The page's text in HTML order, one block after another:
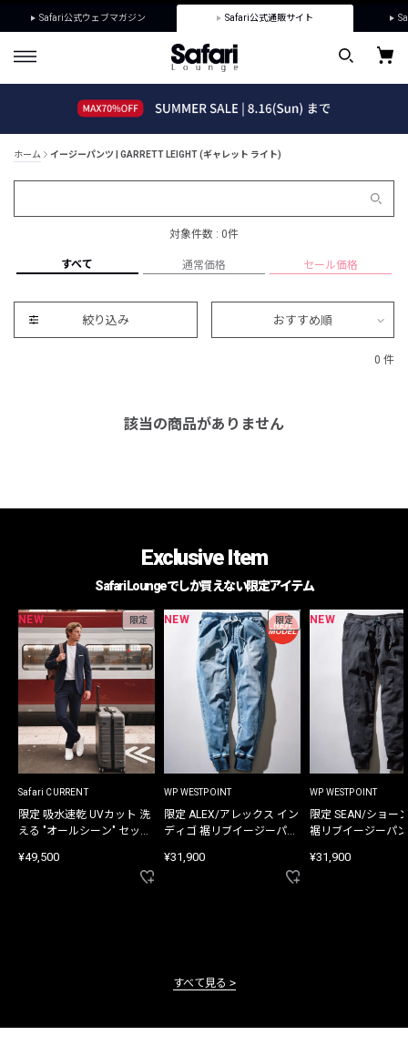
Safari公式ウェブマガジン Safari公式通販サイト
ホーム イージーパンツ | GARRETT LEIGHT (ギャレット ライト)
対象件数 : 0件
すべて 通常価格 セール価格
絞り込み おすすめ順
0 件
該当の商品がありません
Exclusive Item
Safari Loungeでしか買えない限定アイテム
NEW 限定
Safari CURRENT
限定 吸水速乾 UVカット 洗
える "オールシーン" セット
¥49,500
NEW 限定
WP WESTPOINT
限定 ALEX/アレックス イン
ディゴ 裾リブイージーパン
¥31,900
NEW
WP WESTPOINT
限定 SEAN/ショー
裾リブイージーパ
¥31,900
すべて見る